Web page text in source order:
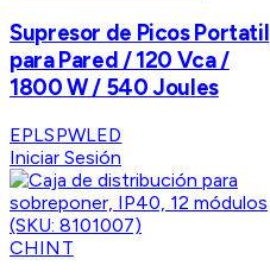
Supresor de Picos Portatil
para Pared / 120 Vca /
1800 W / 540 Joules
EPLSPWLED
Iniciar Sesión
CHINT